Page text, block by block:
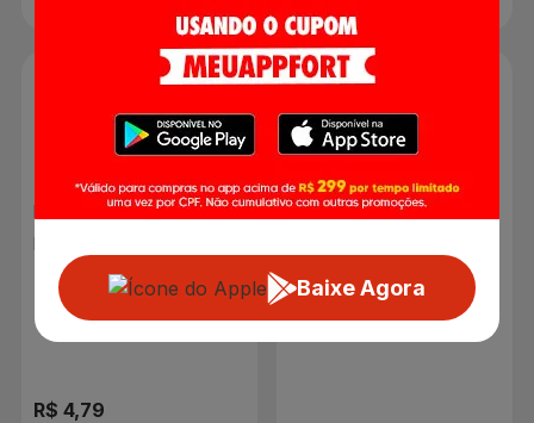
Extrato de Tomate Base
Sabores 300g
R$ 4,79
Molho de Tomate
Gourmet 910g
Baixe Agora